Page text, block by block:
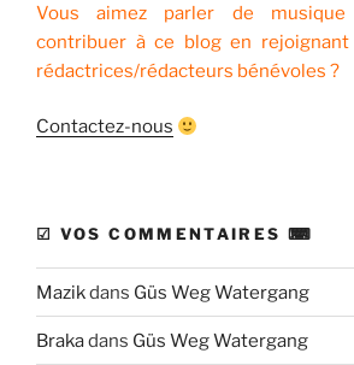
Vous aimez parler de
contribuer à ce blog en
rédactrices/rédacteurs bénévoles ?
Contactez-nous
☑ VOS COMMENTAIRES ⌨
Mazikdans Güs Weg Watergang
Brakadans Güs Weg Watergang